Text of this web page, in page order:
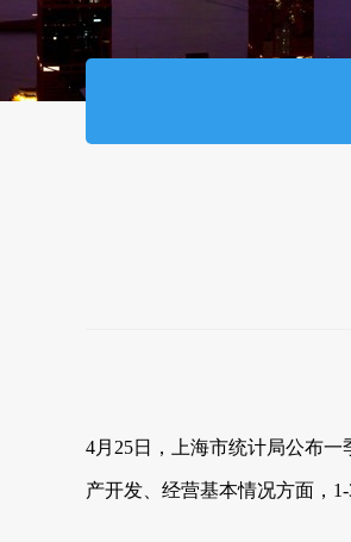
4月25日，上海市统计局公布
产开发、经营基本情况方面，